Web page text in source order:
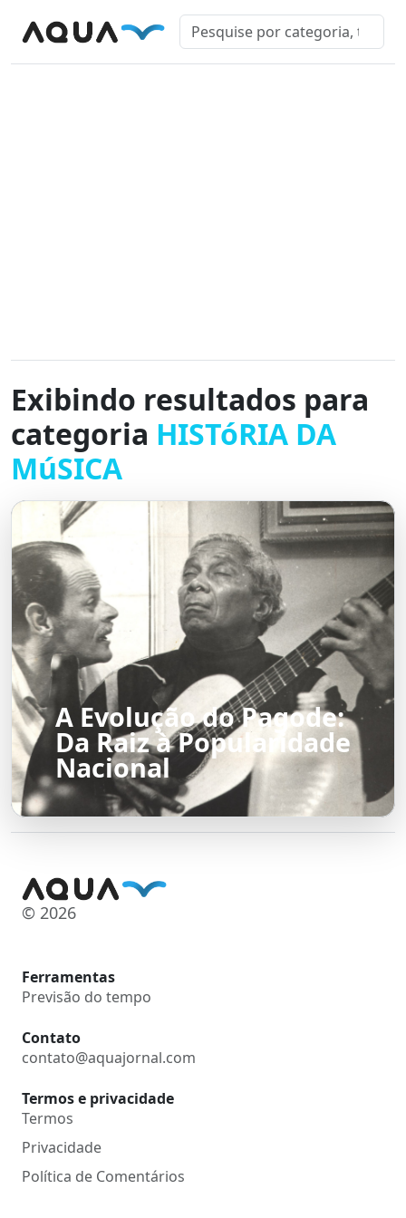
Exibindo resultados para
categoria HISTóRIA DA
MúSICA
A Evolução do Pagode:
Da Raiz à Popularidade
Nacional
© 2026
Ferramentas
Previsão do tempo
Contato
contato@aquajornal.com
Termos e privacidade
Termos
Privacidade
Política de Comentários